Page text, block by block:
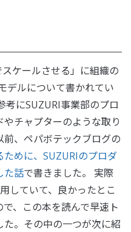
ケールさせる」に組織の
デルについて書かれてい
考にSUZURI事業部のプロ
チャプターのような取り
、ペパボテックブログの
めに、SUZURIのプロダ
た話で書きました。 実際
していて、良かったとこ
、この本を読んで早速ト
。その中の一つが次に紹